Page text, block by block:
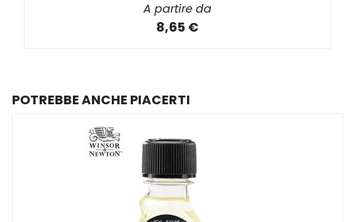
A partire da
8,65 €
POTREBBE ANCHE PIACERTI